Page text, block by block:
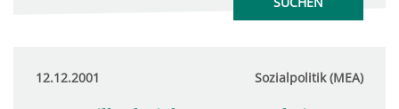
12.12.2001 Sozialpolitik (MEA)